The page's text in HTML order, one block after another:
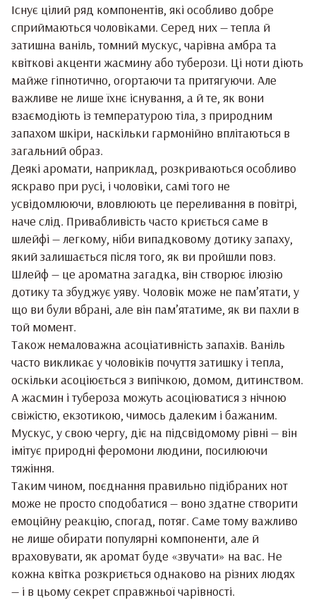
Існує цілий ряд компонентів, які особливо добре
сприймаються чоловіками. Серед них — тепла й
затишна ваніль, томний мускус, чарівна амбра та
квіткові акценти жасмину або туберози. Ці ноти діють
майже гіпнотично, огортаючи та притягуючи. Але
важливе не лише їхнє існування, а й те, як вони
взаємодіють із температурою тіла, з природним
запахом шкіри, наскільки гармонійно вплітаються в
загальний образ.
Деякі аромати, наприклад, розкриваються особливо
яскраво при русі, і чоловіки, самі того не
усвідомлюючи, вловлюють це переливання в повітрі,
наче слід. Привабливість часто криється саме в
шлейфі — легкому, ніби випадковому дотику запаху,
який залишається після того, як ви пройшли повз.
Шлейф — це ароматна загадка, він створює ілюзію
дотику та збуджує уяву. Чоловік може не пам’ятати, у
що ви були вбрані, але він пам’ятатиме, як ви пахли в
той момент.
Також немаловажна асоціативність запахів. Ваніль
часто викликає у чоловіків почуття затишку і тепла,
оскільки асоціюється з випічкою, домом, дитинством.
А жасмин і тубероза можуть асоціюватися з нічною
свіжістю, екзотикою, чимось далеким і бажаним.
Мускус, у свою чергу, діє на підсвідомому рівні — він
імітує природні феромони людини, посилюючи
тяжіння.
Таким чином, поєднання правильно підібраних нот
може не просто сподобатися — воно здатне створити
емоційну реакцію, спогад, потяг. Саме тому важливо
не лише обирати популярні компоненти, але й
враховувати, як аромат буде «звучати» на вас. Не
кожна квітка розкриється однаково на різних людях
— і в цьому секрет справжньої чарівності.